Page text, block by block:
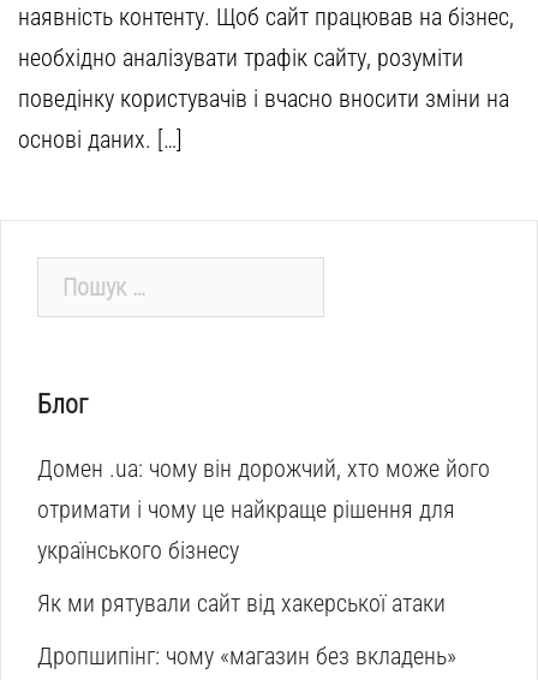
наявність контенту. Щоб сайт працював на бізнес,
необхідно аналізувати трафік сайту, розуміти
поведінку користувачів і вчасно вносити зміни на
основі даних. […]
Пошук:
Блог
Домен .ua: чому він дорожчий, хто може його
отримати і чому це найкраще рішення для
українського бізнесу
Як ми рятували сайт від хакерської атаки
Дропшипінг: чому «магазин без вкладень»